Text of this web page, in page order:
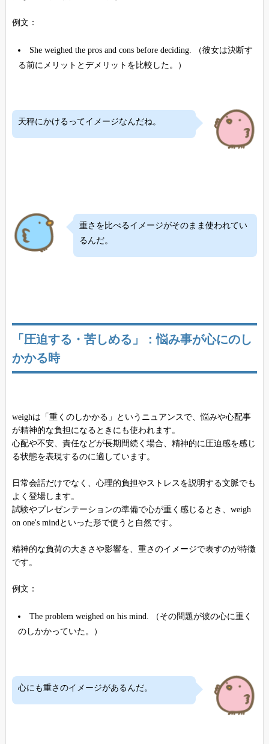
例文：
She weighed the pros and cons before deciding. （彼女は決断す
る前にメリットとデメリットを比較した。）
天秤にかけるってイメージなんだね。
重さを比べるイメージがそのまま使われてい
るんだ。
「圧迫する・苦しめる」：悩み事が心にのし
かかる時
weighは「重くのしかかる」というニュアンスで、悩みや心配事
が精神的な負担になるときにも使われます。
心配や不安、責任などが長期間続く場合、精神的に圧迫感を感じ
る状態を表現するのに適しています。
日常会話だけでなく、心理的負担やストレスを説明する文脈でも
よく登場します。
試験やプレゼンテーションの準備で心が重く感じるとき、weigh
on one's mindといった形で使うと自然です。
精神的な負荷の大きさや影響を、重さのイメージで表すのが特徴
です。
例文：
The problem weighed on his mind. （その問題が彼の心に重く
のしかかっていた。）
心にも重さのイメージがあるんだ。